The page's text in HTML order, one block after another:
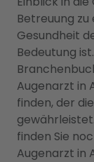
Betreuung
Gesundheit
Bedeutung
Augenarzt in
finden, der
finden Sie
Augenarzt in